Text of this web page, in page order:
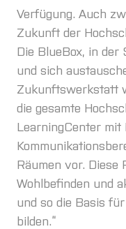
Verfügung. Auch
Zukunft der
Die BlueBox, in der
und sich
Zukunftswerkstatt
die gesamte
LearningCenter mit
Räumen vor. Diese
Wohlbefinden und
und so die Basis
bilden.“